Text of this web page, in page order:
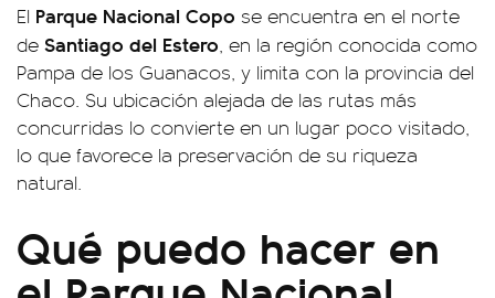
El Parque Nacional Copo se encuentra en el norte
de Santiago del Estero, en la región conocida como
Pampa de los Guanacos, y limita con la provincia del
Chaco. Su ubicación alejada de las rutas más
concurridas lo convierte en un lugar poco visitado,
lo que favorece la preservación de su riqueza
natural.
Qué puedo hacer en